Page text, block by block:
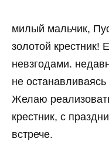
милый мальчик,
золотой крестник!
невзгодами.
не
Желаю
крестник, с
встрече.